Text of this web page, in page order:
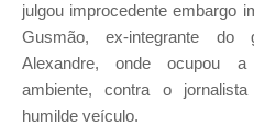
julgou improcedente embargo
Gusmão, ex-integrante do
Alexandre, onde ocupou
ambiente, contra o
humilde veículo.